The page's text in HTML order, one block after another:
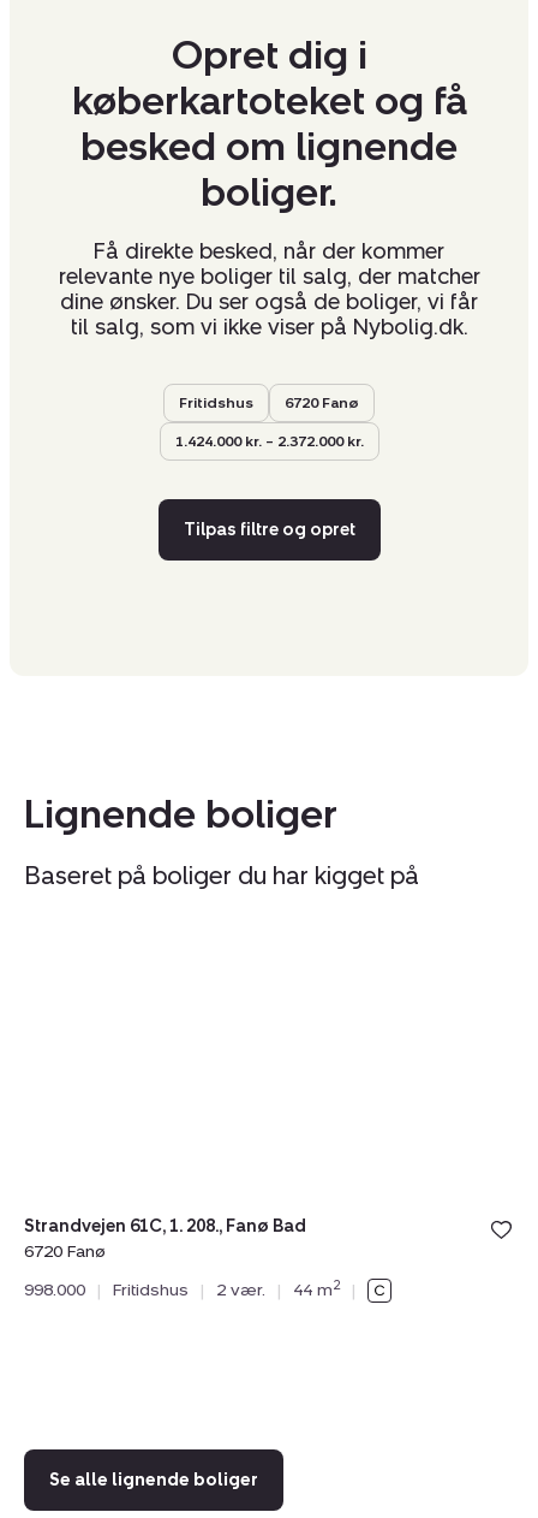
Opret dig i
køberkartoteket og få
besked om lignende
boliger.
Få direkte besked, når der kommer
relevante nye boliger til salg, der matcher
dine ønsker. Du ser også de boliger, vi får
til salg, som vi ikke viser på Nybolig.dk.
Fritidshus 6720 Fanø
1.424.000 kr. – 2.372.000 kr.
Tilpas filtre og opret
Lignende boliger
Baseret på boliger du har kigget på
Strandvejen 61C, 1. 208., Fanø Bad
6720 Fanø
998.000
| Fritidshus | 2 vær. | 44 m2 |
Se alle lignende boliger